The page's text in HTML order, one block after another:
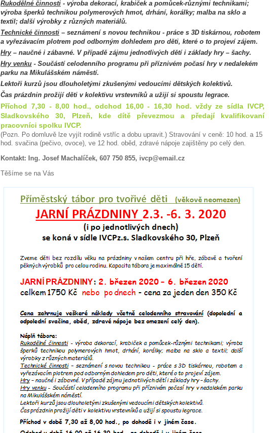
Rukodělné činnosti - výroba dekorací, krabiček a pomůcek-různými technikami;
výroba šperků technikou polymerových hmot, drhání, korálky; malba na sklo a
textil; další výrobky z různých materiálů.
Technické činnosti – seznámení s novou technikou - práce s 3D tiskárnou, robotem
a vyřezávacím plotrem pod odborným dohledem pro děti, které o to projeví zájem.
Hry– naučné i zábavné. V případě zájmu jednotlivých dětí i základy hry – šachy.
Hry venku - Součástí celodenního programu při příznivém počasí hry v nedalekém
parku na Mikulášském náměstí.
Lektoři kurzů jsou dlouholetými zkušenými vedoucími dětských kolektivů.
Čas prázdnin prožijí děti v kolektivu vrstevníků a užijí si spoustu legrace.
Příchod 7,30 - 8,00 hod., odchod 16,00 - 16,30 hod. vždy ze sídla IVCP,
Sladkovského 30, Plzeň, kde dítě převezmou a předají kvalifikovaní
pracovníci spolku IVCP.
(Pozn. Po domluvě lze vyjít rodině vstříc a dobu upravit.) Stravování v ceně: 10 hod. a 15
hod. svačina (pečivo, ovoce), ve 12 hod. oběd, zdravé nápoje zajištěny po celý den.
Kontakt: Ing. Josef Machalíček, 607 750 855, ivcp@email.cz
Těšíme se na Vás